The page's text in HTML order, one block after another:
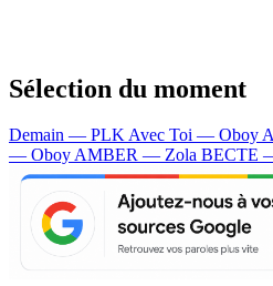
Sélection du moment
Demain — PLKAvec Toi — Oboy
— OboyAMBER — Zola BECTE